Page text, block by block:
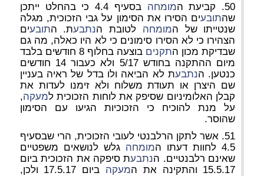
50. קביעת ה
מומחה
בסעיף 4.4 כי בהחלט ייתכן
שהתובעים הסירו את הסימון על גבי הזכוכית, מגלה
שנטייתו של המומחה לטובת הנתבעת. התובעים
הצהירו כי לא הסירו סימונים כי לא היו כאלה, מה גם
שבדיקת מכון התקנים
בוצעה בחלוף 8 חודשים בלבד
מיום ההתקנה בחודש 5/17 ולא כעבור 14 חודשים
כנטען. הנתבעת לא הביאה ולו בדל של ראיה בעניין
שם היצרן או תעודת משלוח ולא זימנו לעדות את
קבלן האלומיניום שסיפק את לוחות הזכוכית למעקה,
על מנת להוכיח כי הזכוכיות הגיעו עם הסימון
שהוסר.
51. אשר לתקן הרלבנטי לעובי הזכוכית, הרי שבסעיף
4.5 לחוות דעתו ה
מומחה גלש לנושאים משפטיים
שאינם רלבנטיים. הנתבעת סיפקה את הזכוכית ביום
15.5.17 והתקינה את ה
מעקה
ביום 17.5.17 ולכן,